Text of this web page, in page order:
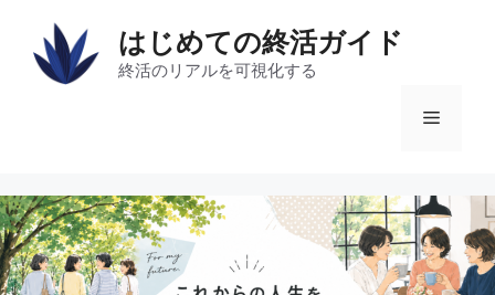
キ
ッ
プ
はじめての終活ガイド
終活のリアルを可視化する
メ
ュ